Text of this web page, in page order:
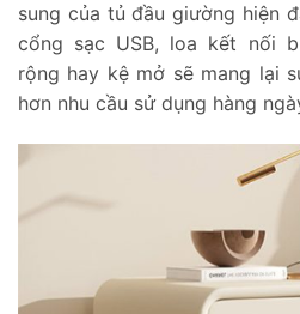
sung của tủ đầu giường hiện
cổng sạc USB, loa kết nối
rộng hay kệ mở sẽ mang lại
hơn nhu cầu sử dụng hàng